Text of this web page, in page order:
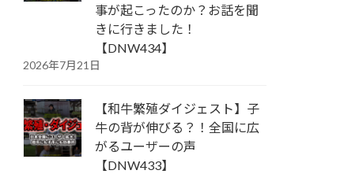
事が起こったのか？お話を聞
きに行きました！
【DNW434】
2026年7月21日
【和牛繁殖ダイジェスト】子
牛の背が伸びる？！全国に広
がるユーザーの声
【DNW433】